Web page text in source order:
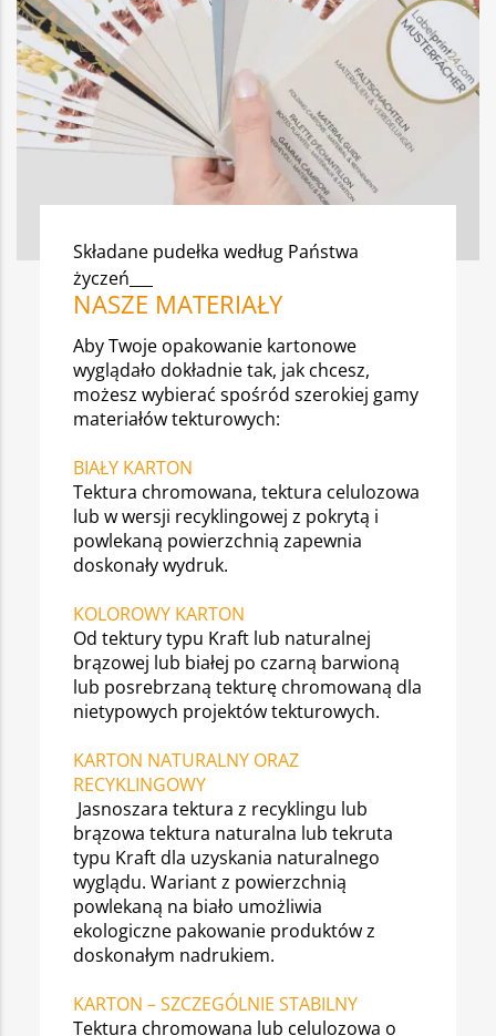
Składane pudełka według Państwa
życzeń___
NASZE MATERIAŁY
Aby Twoje opakowanie kartonowe
wyglądało dokładnie tak, jak chcesz,
możesz wybierać spośród szerokiej gamy
materiałów tekturowych:
BIAŁY KARTON
Tektura chromowana, tektura celulozowa
lub w wersji recyklingowej z pokrytą i
powlekaną powierzchnią zapewnia
doskonały wydruk.
KOLOROWY KARTON
Od tektury typu Kraft lub naturalnej
brązowej lub białej po czarną barwioną
lub posrebrzaną tekturę chromowaną dla
nietypowych projektów tekturowych.
KARTON NATURALNY ORAZ
RECYKLINGOWY
Jasnoszara tektura z recyklingu lub
brązowa tektura naturalna lub tekruta
typu Kraft dla uzyskania naturalnego
wyglądu. Wariant z powierzchnią
powlekaną na biało umożliwia
ekologiczne pakowanie produktów z
doskonałym nadrukiem.
KARTON – SZCZEGÓLNIE STABILNY
Tektura chromowana lub celulozowa o